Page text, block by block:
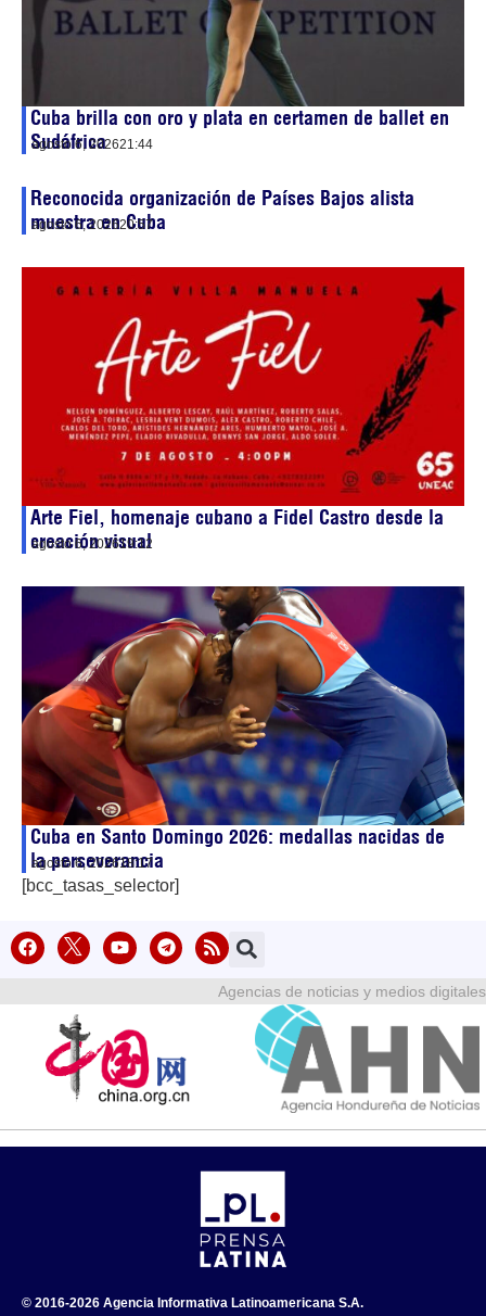
Cuba brilla con oro y plata en certamen de ballet en
Sudáfrica
agosto 6, 202621:44
Reconocida organización de Países Bajos alista
muestra en Cuba
agosto 6, 202620:57
Arte Fiel, homenaje cubano a Fidel Castro desde la
creación visual
agosto 6, 202619:12
Cuba en Santo Domingo 2026: medallas nacidas de
la perseverancia
agosto 6, 202618:17
[bcc_tasas_selector]
Agencias de noticias y medios digitales
© 2016-2026 Agencia Informativa Latinoamericana S.A.